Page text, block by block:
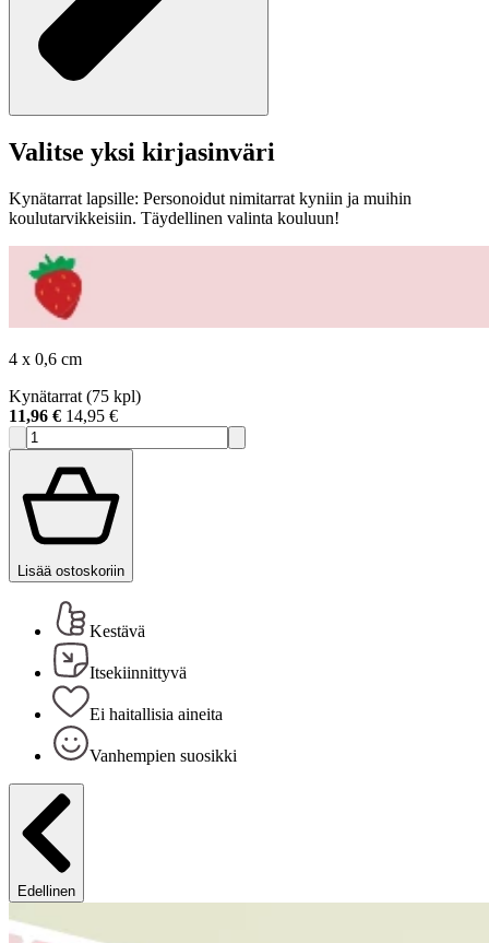
Valitse yksi kirjasinväri
Kynätarrat lapsille: Personoidut nimitarrat kyniin ja muihin
koulutarvikkeisiin. Täydellinen valinta kouluun!
4 x 0,6 cm
Kynätarrat (75 kpl)
11,96 € 14,95 €
Lisää ostoskoriin
Kestävä
Itsekiinnittyvä
Ei haitallisia aineita
Vanhempien suosikki
Edellinen